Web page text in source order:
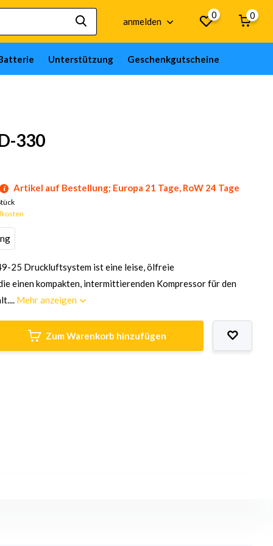
anmelden
0 0
Unterstützung Geschenkgutscheine
330
Artikel auf Bestellung; Europa 21 Tage, RoW 24 Tage
25 Druckluftsystem ist eine leise, ölfreie
einen kompakten, intermittierenden Kompressor für den
Mehr anzeigen
Zum Warenkorb hinzufügen